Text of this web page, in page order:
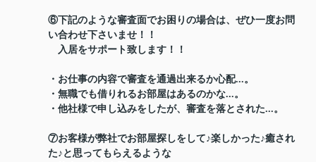
⑥下記のような審査面でお困りの場合は、ぜひ一度お問
い合わせ下さいませ！！
入居をサポート致します！！
・お仕事の内容で審査を通過出来るか心配...。
・無職でも借りれるお部屋はあるのかな...。
・他社様で申し込みをしたが、審査を落とされた...。
⑦お客様が弊社でお部屋探しをして♪楽しかった♪癒され
た♪と思ってもらえるような